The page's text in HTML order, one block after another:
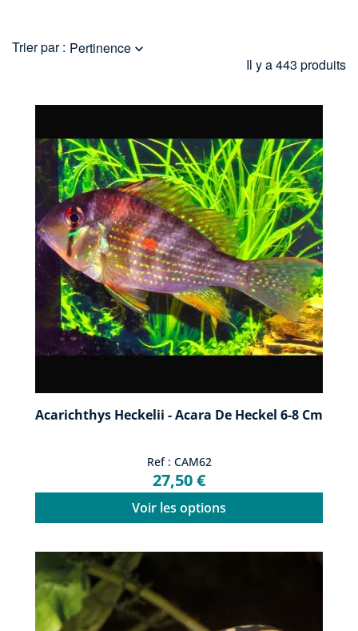
Trier par : Pertinence 
Il y a 443 produits
Acarichthys Heckelii - Acara De Heckel 6-8 Cm
Ref : CAM62
27,50 €
Voir les options